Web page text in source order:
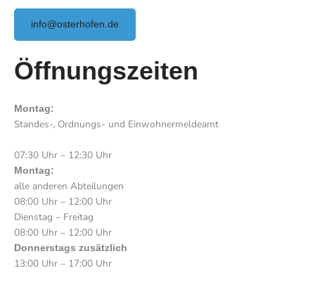
info@osterhofen.de
Öffnungszeiten
Montag:
Standes-, Ordnungs- und Einwohnermeldeamt
07:30 Uhr – 12:30 Uhr
Montag:
alle anderen Abteilungen
08:00 Uhr – 12:00 Uhr
Dienstag – Freitag
08:00 Uhr – 12:00 Uhr
Donnerstags zusätzlich
13:00 Uhr – 17:00 Uhr